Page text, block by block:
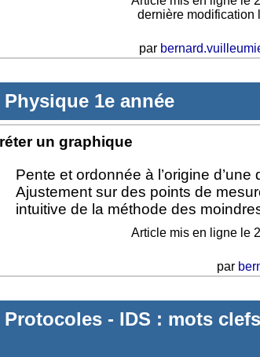
dernière modification
par
Physique 1e année
un graphique
Pente et ordonnée à l’origine d’une
Ajustement sur des points de
intuitive de la méthode des
Article mis en ligne le
par
Protocoles - IDS : mots